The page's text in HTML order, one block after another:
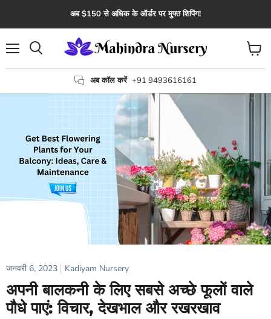
अब $150 से अधिक के ऑर्डर पर मुफ्त शिपिंग!
अब कॉल करें +91 9493616161
कार्ट
देंखे
जनवरी 6, 2023 Kadiyam Nursery
अपनी बालकनी के लिए सबसे अच्छे फूलों वाले
पौधे पाएं: विचार, देखभाल और रखरखाव